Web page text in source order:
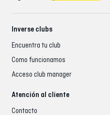
Inverse clubs
Encuentra tu club
Como funcionamos
Acceso club manager
Atención al cliente
Contacto